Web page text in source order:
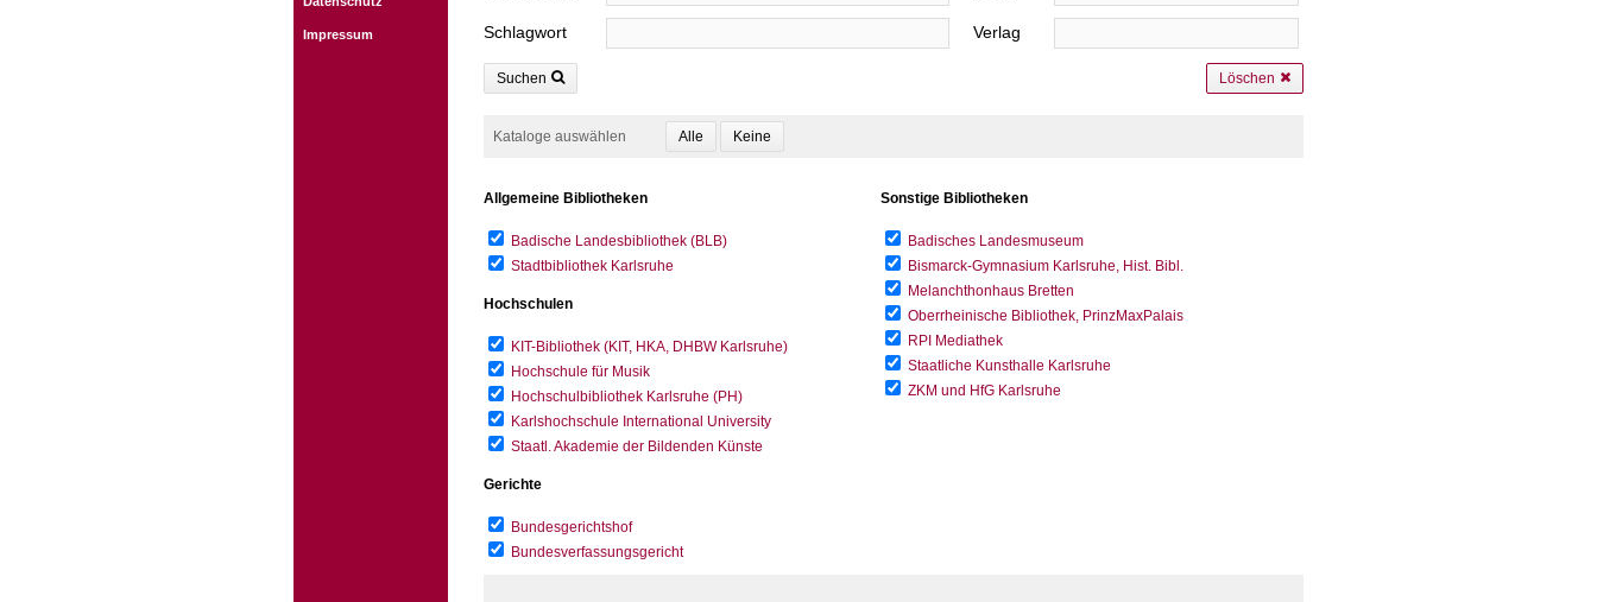
Impressum Schlagwort Verlag
Suchen Löschen
Kataloge auswählen
Allgemeine Bibliotheken
Badische Landesbibliothek (BLB)
Stadtbibliothek Karlsruhe
Hochschulen
KIT-Bibliothek (KIT, HKA, DHBW Karlsruhe)
Hochschule für Musik
Hochschulbibliothek Karlsruhe (PH)
Karlshochschule International University
Staatl. Akademie der Bildenden Künste
Gerichte
Bundesgerichtshof
Bundesverfassungsgericht
Sonstige Bibliotheken
Badisches Landesmuseum
Bismarck-Gymnasium Karlsruhe, Hist. Bibl.
Melanchthonhaus Bretten
Oberrheinische Bibliothek, PrinzMaxPalais
RPI Mediathek
Staatliche Kunsthalle Karlsruhe
ZKM und HfG Karlsruhe